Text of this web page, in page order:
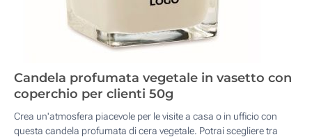
Candela profumata vegetale in vasetto con
coperchio per clienti 50g
Crea un'atmosfera piacevole per le visite a casa o in ufficio con
questa candela profumata di cera vegetale. Potrai scegliere tra